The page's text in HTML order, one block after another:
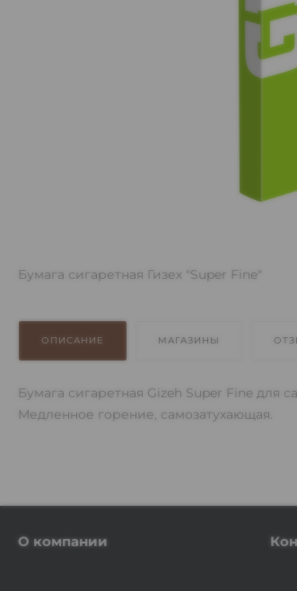
Бумага сигаретная Гизех "Super Fine"
ОПИСАНИЕ МАГАЗИНЫ
Бумага сигаретная Gizeh Super Fine для
Медленное горение, самозатухающая.
О компании